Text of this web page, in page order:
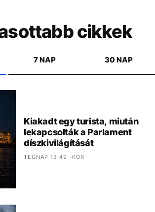
cikkek
7 NAP 30 NAP
Kiakadt egy turista, miután
lekapcsolták a Parlament
díszkivilágítását
TEGNAP 13:49 -KOR